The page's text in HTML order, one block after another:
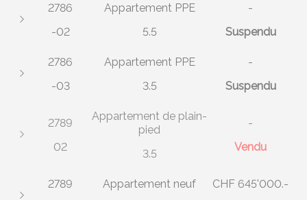
2786
-02
Appartement PPE
5.5
-
Suspendu
2786
-03
Appartement PPE
3.5
-
Suspendu
2789
02
Appartement de plain-
pied
3.5
-
Vendu
2789
Appartement neuf
CHF 645'000.-